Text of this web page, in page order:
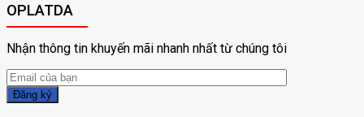
OPLATDA
Nhận thông tin khuyến mãi nhanh nhất từ chúng tôi